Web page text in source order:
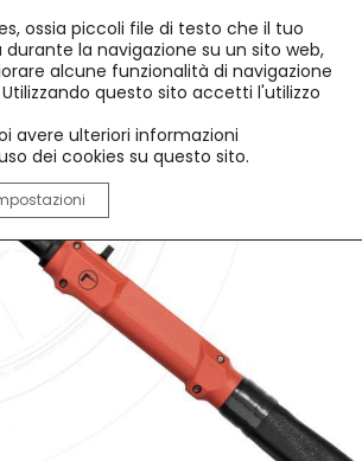
ossia piccoli file di testo che il tuo
la navigazione su un sito web,
alcune funzionalità di navigazione
questo sito accetti l'utilizzo
avere ulteriori informazioni
dei cookies su questo sito.